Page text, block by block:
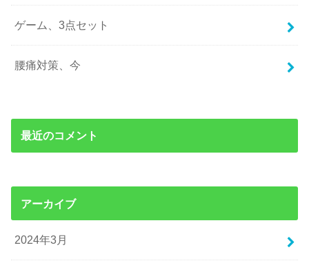
ゲーム、3点セット
腰痛対策、今
最近のコメント
アーカイブ
2024年3月